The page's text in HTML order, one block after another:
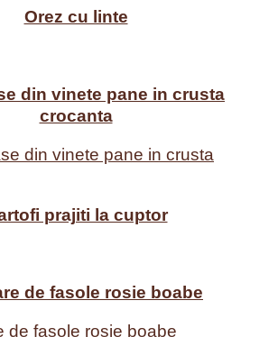
Orez cu linte
din vinete pane in crusta
crocanta
prajiti la cuptor
de fasole rosie boabe